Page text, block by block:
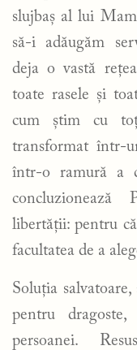
slujbaș al lui
să-i adăugăm
deja o vastă
toate rasele și
cum știm cu
transformat într-
într-o ramură a
concluzionează
libertății: pentru
facultatea de a
Soluția
pentru
persoanei.